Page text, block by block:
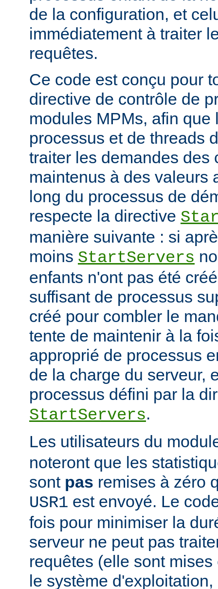
de la configuration, et
immédiatement à traiter
requêtes.
Ce code est conçu pour
directive de contrôle de
modules MPMs, afin que
processus et de threads
traiter les demandes des
maintenus à des valeurs
long du processus de
respecte la directive
manière suivante : si
moins StartServers
enfants n'ont pas été
suffisant de processus
créé pour combler le
tente de maintenir à la
approprié de processus
de la charge du serveur,
processus défini par la
StartServers.
Les utilisateurs du
noteront que les
sont pas remises à zéro
USR1 est envoyé. Le
fois pour minimiser la
serveur ne peut pas
requêtes (elle sont
le système